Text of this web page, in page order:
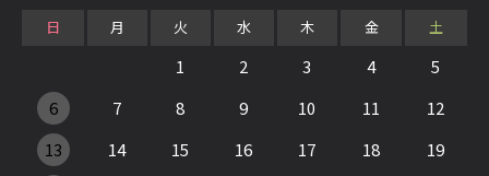
日 月 火 水 木 金 土
1 2 3 4
5
6
7 8 9 10 11
12
13
14 15 16 17 18 19